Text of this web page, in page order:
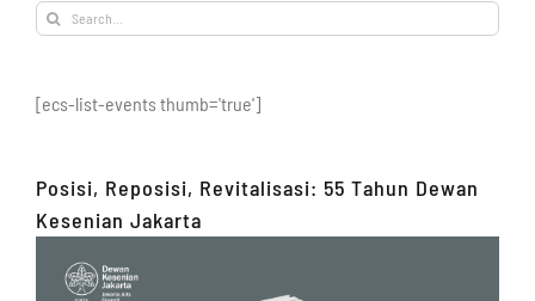
Search
for:
[ecs-list-events thumb='true']
Posisi, Reposisi, Revitalisasi: 55 Tahun Dewan
Kesenian Jakarta